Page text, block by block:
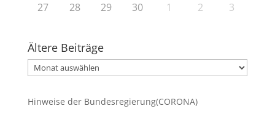
27 28 29 30 1 2 3
Ältere Beiträge
Ältere
Beiträge
Hinweise der Bundesregierung(CORONA)